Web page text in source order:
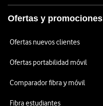
Ofertas y promociones
Ofertas nuevos clientes
Ofertas portabilidad móvil
Comparador fibra y móvil
Fibra estudiantes